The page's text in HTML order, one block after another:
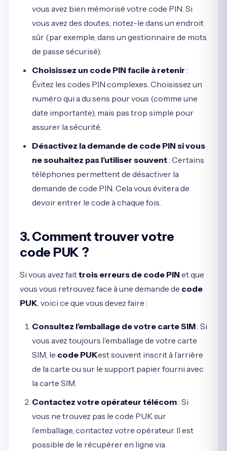
vous avez bien mémorisé votre code PIN. Si
vous avez des doutes, notez-le dans un endroit
sûr (par exemple, dans un gestionnaire de mots
de passe sécurisé).
Choisissez un code PIN facile à retenir :
Évitez les codes PIN complexes. Choisissez un
numéro qui a du sens pour vous (comme une
date importante), mais pas trop simple pour
assurer la sécurité.
Désactivez la demande de code PIN si vous
ne souhaitez pas l’utiliser souvent: Certains
téléphones permettent de désactiver la
demande de code PIN. Cela vous évitera de
devoir entrer le code à chaque fois.
3. Comment trouver votre
code PUK ?
Si vous avez faittrois erreurs de code PIN et que
vous vous retrouvez face à une demande de code
PUK , voici ce que vous devez faire :
Consultez l’emballage de votre carte SIM: Si
vous avez toujours l’emballage de votre carte
SIM, le code PUKest souvent inscrit à l’arrière
de la carte ou sur le support papier fourni avec
la carte SIM.
Contactez votre opérateur télécom: Si
vous ne trouvez pas le code PUK sur
l’emballage, contactez votre opérateur. Il est
possible de le récupérer en ligne via